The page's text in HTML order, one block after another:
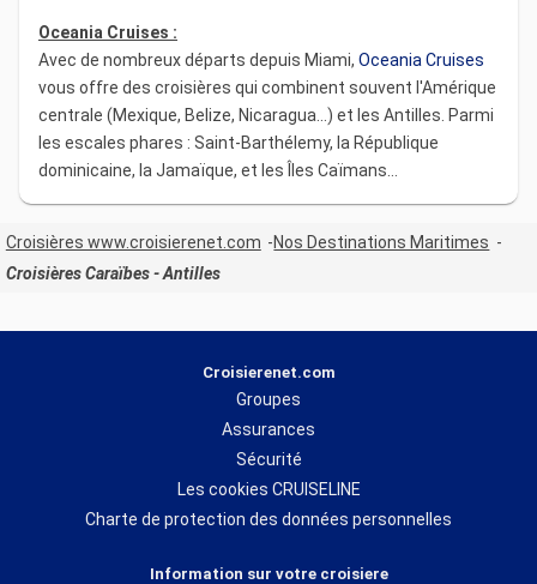
Oceania Cruises :
Avec de nombreux départs depuis Miami, Oceania Cruises
vous offre des croisières qui combinent souvent l'Amérique
centrale (Mexique, Belize, Nicaragua…) et les Antilles. Parmi
les escales phares : Saint-Barthélemy, la République
dominicaine, la Jamaïque, et les Îles Caïmans…
Croisières www.croisierenet.com
Nos Destinations Maritimes
Croisières Caraïbes - Antilles
Croisierenet.com
Groupes
Assurances
Sécurité
Les cookies CRUISELINE
Charte de protection des données personnelles
Information sur votre croisiere